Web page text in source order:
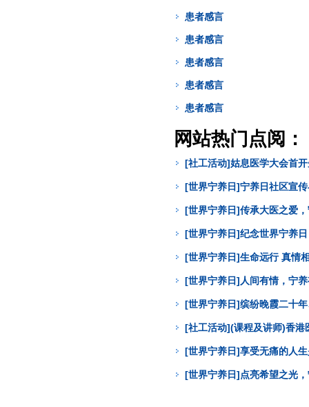
患者感言
患者感言
患者感言
患者感言
患者感言
网站热门点阅：
[社工活动]姑息医学大会首
[世界宁养日]宁养日社区宣
[世界宁养日]传承大医之爱
[世界宁养日]纪念世界宁养
[世界宁养日]生命远行 真情
[世界宁养日]人间有情，宁
[世界宁养日]缤纷晚霞二十
[社工活动](课程及讲师)香
[世界宁养日]享受无痛的人
[世界宁养日]点亮希望之光